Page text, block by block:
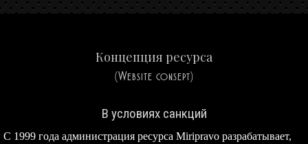
Концепция ресурса
(Website consept)
В условиях санкций
С 1999 года администрация ресурса Miripravo разрабатывает,